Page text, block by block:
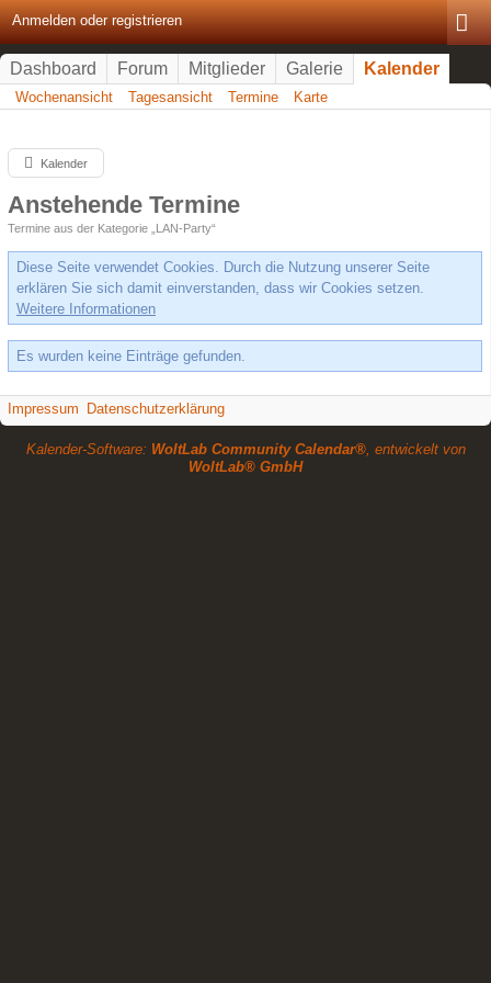
Anmelden oder registrieren
Dashboard Forum Mitglieder Galerie Kalender
Wochenansicht Tagesansicht Termine Karte
Kalender
Anstehende Termine
Termine aus der Kategorie „LAN-Party“
Diese Seite verwendet Cookies. Durch die Nutzung unserer Seite
erklären Sie sich damit einverstanden, dass wir Cookies setzen.
Weitere Informationen
Es wurden keine Einträge gefunden.
Impressum Datenschutzerklärung
Kalender-Software: WoltLab Community Calendar®, entwickelt von
WoltLab® GmbH